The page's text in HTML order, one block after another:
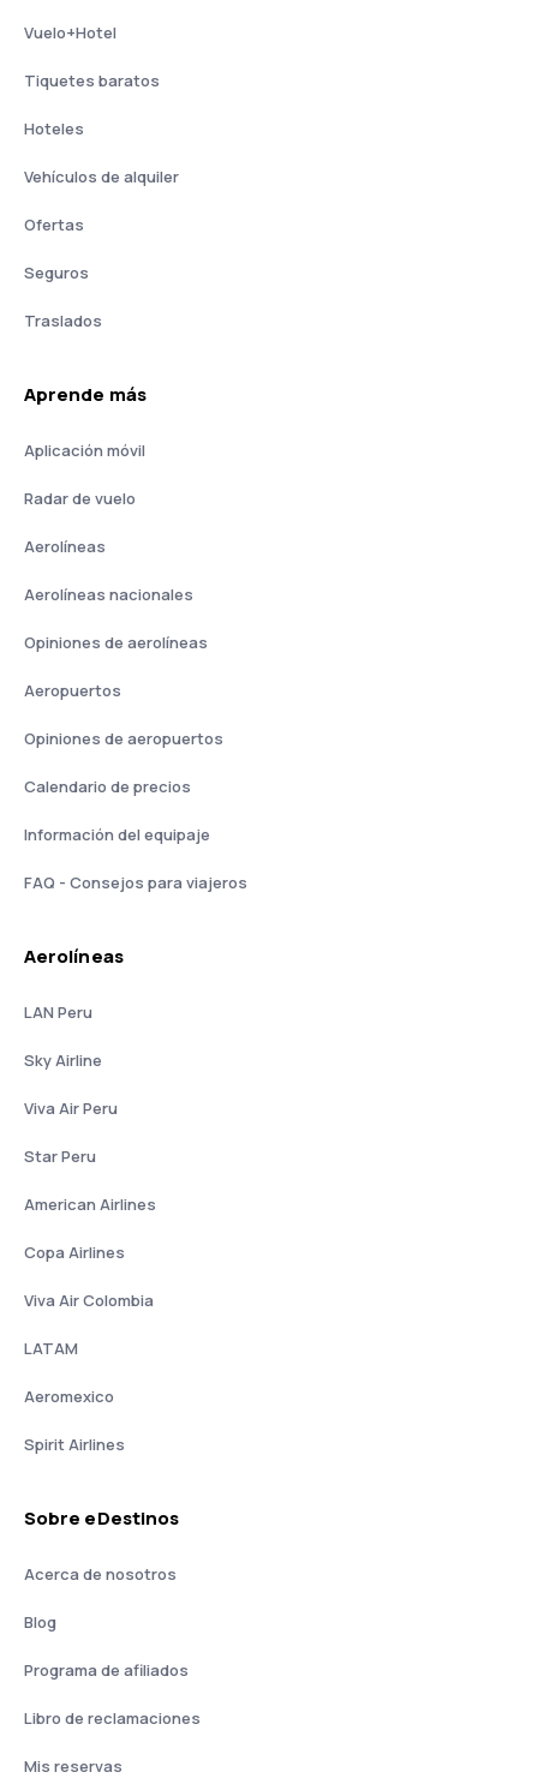
Vuelo+Hotel
Tiquetes baratos
Hoteles
Vehículos de alquiler
Ofertas
Seguros
Traslados
Aprende más
Aplicación móvil
Radar de vuelo
Aerolíneas
Aerolíneas nacionales
Opiniones de aerolíneas
Aeropuertos
Opiniones de aeropuertos
Calendario de precios
Información del equipaje
FAQ - Consejos para viajeros
Aerolíneas
LAN Peru
Sky Airline
Viva Air Peru
Star Peru
American Airlines
Copa Airlines
Viva Air Colombia
LATAM
Aeromexico
Spirit Airlines
Sobre eDestinos
Acerca de nosotros
Blog
Programa de afiliados
Libro de reclamaciones
Mis reservas